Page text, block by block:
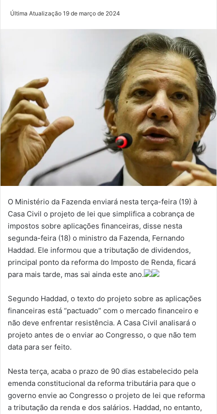
Última Atualização 19 de março de 2024
O Ministério da Fazenda enviará nesta terça-feira (19) à
Casa Civil o projeto de lei que simplifica a cobrança de
impostos sobre aplicações financeiras, disse nesta
segunda-feira (18) o ministro da Fazenda, Fernando
Haddad. Ele informou que a tributação de dividendos,
principal ponto da reforma do Imposto de Renda, ficará
para mais tarde, mas sai ainda este ano.
Segundo Haddad, o texto do projeto sobre as aplicações
financeiras está “pactuado” com o mercado financeiro e
não deve enfrentar resistência. A Casa Civil analisará o
projeto antes de o enviar ao Congresso, o que não tem
data para ser feito.
Nesta terça, acaba o prazo de 90 dias estabelecido pela
emenda constitucional da reforma tributária para que o
governo envie ao Congresso o projeto de lei que reforma
a tributação da renda e dos salários. Haddad, no entanto,